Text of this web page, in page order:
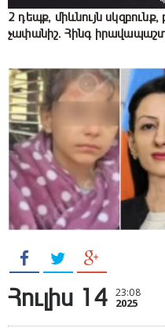
2 դեպք, միևնույն
չափանիշ. Հինգ
Հուլիս 14 23:08
2025